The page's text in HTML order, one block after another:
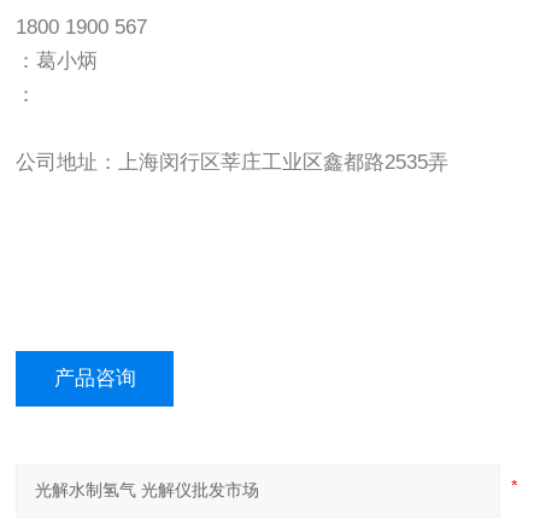
1800 1900 567
：葛小炳
：
公司地址：上海闵行区莘庄工业区鑫都路2535弄
产品咨询